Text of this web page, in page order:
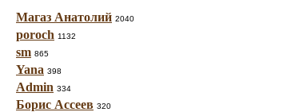
Магаз Анатолий 2040
poroch 1132
sm 865
Yana 398
Admin 334
Борис Ассеев 320